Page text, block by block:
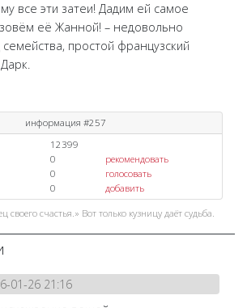
все эти затеи! Дадим ей самое
её Жанной! – недовольно
простой французский
информация #257
12399
0
рекомендовать
0
голосовать
0 добавить
своего счастья.» Вот только кузницу даёт судьба.
01-26 21:16